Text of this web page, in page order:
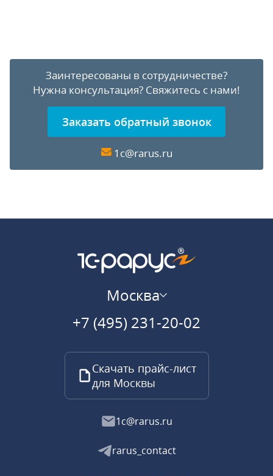
Заинтересованы в сотрудничестве?
Нужна консультация? Свяжитесь с нами!
Заказать обратный звонок
1c@rarus.ru
Москва
+7 (495) 231-20-02
Скачать прайс-лист
для Москвы
1c@rarus.ru
rarus_contact